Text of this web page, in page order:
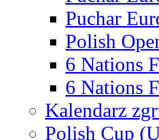
Puchar
Polish
6 Nations
6 Nations
Kalendarz
Polish Cup